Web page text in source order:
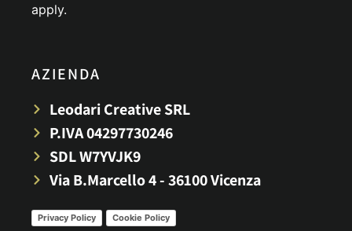
apply.
AZIENDA
Leodari Creative SRL
P.IVA 04297730246
SDL W7YVJK9
Via B.Marcello 4 - 36100 Vicenza
Privacy Policy Cookie Policy